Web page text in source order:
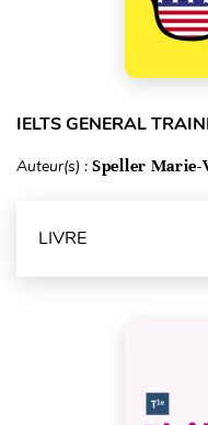
IELTS GENERAL
Auteur(s) : Speller
LIVRE